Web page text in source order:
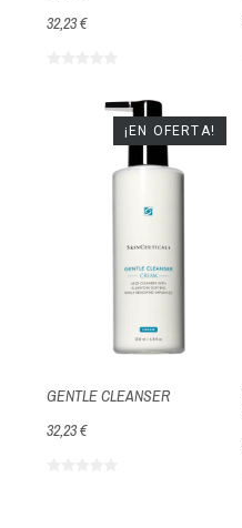
32,23 €
GENTLE CLEANSER
32,23 €
¡EN OFERTA!